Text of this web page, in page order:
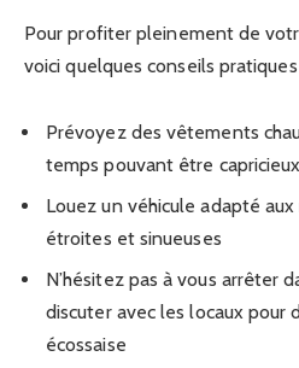
Pour profiter pleinement de
voici quelques conseils
Prévoyez des vêtements
temps pouvant être capricieux
Louez un véhicule adapté
étroites et sinueuses
N’hésitez pas à vous arrêter
discuter avec les locaux pour
écossaise